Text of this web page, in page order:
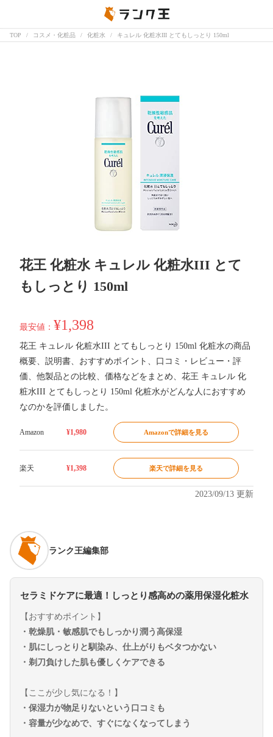
TOP コスメ・化粧品 化粧水 キュレル 化粧水III とてもしっとり 150ml
花王 化粧水 キュレル 化粧水III とて
もしっとり 150ml
最安値： ¥1,398
花王 キュレル 化粧水III とてもしっとり 150ml 化粧水の商品
概要、説明書、おすすめポイント、口コミ・レビュー・評
価、他製品との比較、価格などをまとめ、花王 キュレル 化
粧水III とてもしっとり 150ml 化粧水がどんな人におすすめ
なのかを評価しました。
Amazon ¥1,980 Amazonで詳細を見る
楽天 ¥1,398 楽天で詳細を見る
2023/09/13 更新
ランク王編集部
セラミドケアに最適！しっとり感高めの薬用保湿化粧水
【おすすめポイント】
・乾燥肌・敏感肌でもしっかり潤う高保湿
・肌にしっとりと馴染み、仕上がりもベタつかない
・剃刀負けした肌も優しくケアできる
【ここが少し気になる！】
・保湿力が物足りないという口コミも
・容量が少なめで、すぐになくなってしまう